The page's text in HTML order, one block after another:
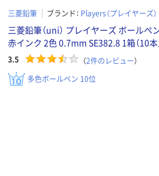
三菱鉛筆 ブランド： Players（プレイヤーズ）
三菱鉛筆（uni） プレイヤーズ ボールペ
赤インク 2色 0.7mm SE382.8 1箱（10本
3.5 （2件のレビュー）
多色ボールペン 10位